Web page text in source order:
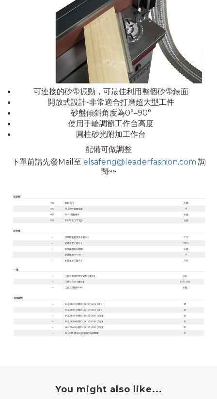
可連接的砂帶振動，可最佳利用整個砂帶錶面
開放式設計-非常適合打磨超大型工件
砂盤傾斜角度為0°–90°
使用手輪調節工作台高度
圓柱砂光附加工作台
配備可做調整
下單前請先發Mail至 elsafeng@leaderfashion.com 詢
問~~
You might also like...